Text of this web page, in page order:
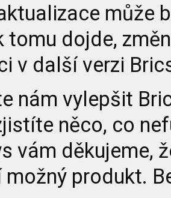
může
tomu dojde,
v další verzi
nám vylepšit
něco, co
vám děkujeme,
možný produkt.